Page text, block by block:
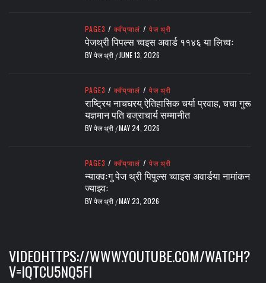
PAGE3 / क्वँय्‌प्वालं / पेज थ्री
पेजथ्री पिपल्स च्वइस अवार्ड ११४६ या लिच्वः
BYपेज थ्री / JUNE 13, 2026
PAGE3 / क्वँय्‌प्वालं / पेज थ्री
राष्ट्रिय नाचघरय् ऐतिहासिक चर्या प्रवाह, चचा गुरू
यज्ञमान पति बज्राचार्य सम्मानीत
BYपेज थ्री /MAY 24, 2026
PAGE3 / क्वँय्‌प्वालं / पेज थ्री
न्याक्वःगु पेज थ्री पिपुल्स च्वाइस अवार्डया नामांकन
ज्याझ्वः
BYपेज थ्री /MAY 23, 2026
VIDEOHTTPS://WWW.YOUTUBE.COM/WATCH?
V=IQTCU5NQ5FI